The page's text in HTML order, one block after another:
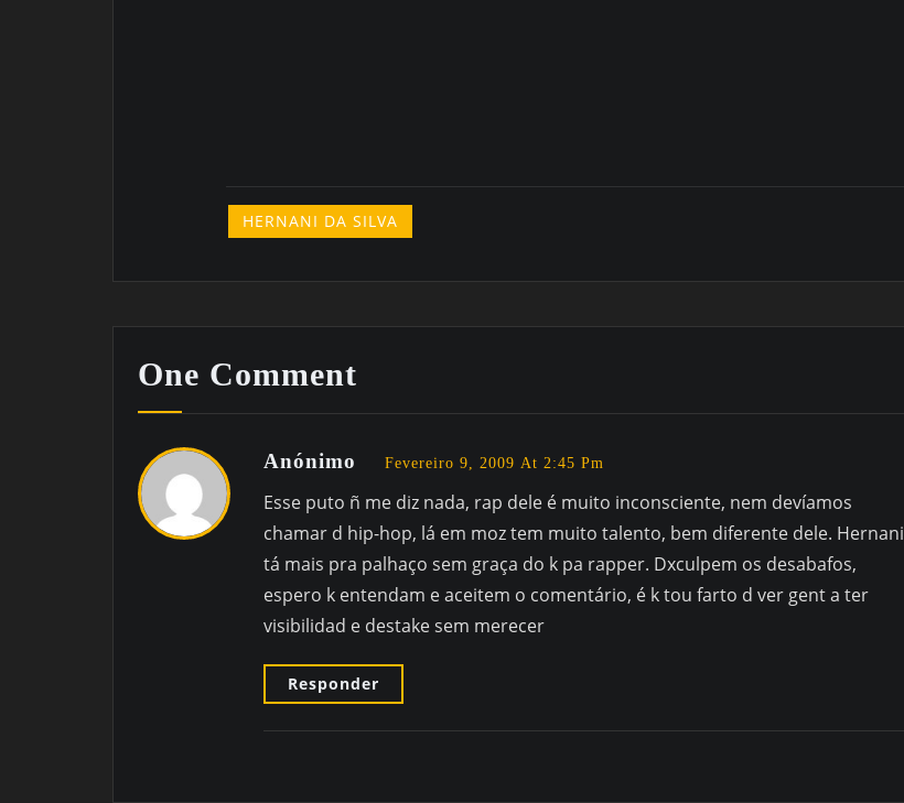
HERNANI DA SILVA
One Comment
Anónimo Fevereiro 9, 2009 At 2:45 Pm
Esse puto ñ me diz nada, rap dele é muito inconsciente, nem devíamos
chamar d hip-hop, lá em moz tem muito talento, bem diferente dele. Hernani
tá mais pra palhaço sem graça do k pa rapper. Dxculpem os desabafos,
espero k entendam e aceitem o comentário, é k tou farto d ver gent a ter
visibilidad e destake sem merecer
Responder